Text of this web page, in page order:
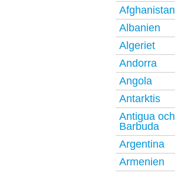
Afghanistan
Albanien
Algeriet
Andorra
Angola
Antarktis
Antigua och
Barbuda
Argentina
Armenien